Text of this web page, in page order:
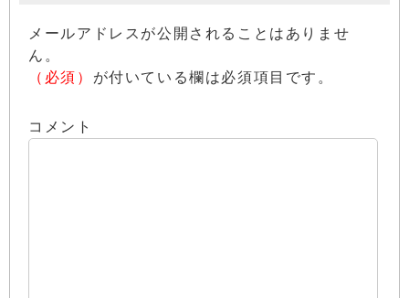
メールアドレスが公開されることはありませ
ん。
（必須） が付いている欄は必須項目です。
コメント